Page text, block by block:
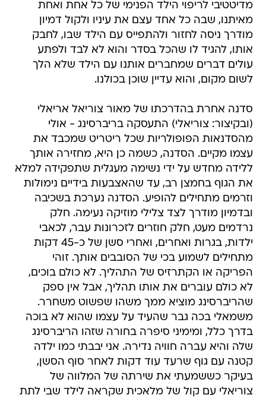
מדיטטיבי לריפוי הילד הפנימי של כל אחת ואחת
מאיתנו, שבה כל אחד עצם את עיניו ולקול דמיון
מודרך ניסה לחזור ולהתפייס עם הילד שבו, לחבק
אותו, להגיד לו שהכל בסדר והוא לא לבד ולפתע
עולים דברים שמחברים אותנו עם הילד שלא הלך
לשום מקום, והוא עדיין שוכן בכולנו.
סדנה אחרת בהדרכתו של מאור צוריאל אריאלי
(ובקיצור: צוריאלי) התעסקה בריברסינג - אולי
מהסדנאות הפופולריות שכל ריטריט שמכבד את
עצמו מקיים. הסדנה, כשמה כן היא, מחזירה אותך
ללידה מחדש על ידי נשימה מעגלית שתפקידה למלא
את הגוף בחמצן רב, עד שהאצבעות בידיים נימולות
וזרמים מתחילים להופיע. הסדנה נערכת בשכיבה
ובדמיון מודרך לצד צלילי מוזיקה נעימה. חלק
נרדמים מעט, חלק חוזרים לזכרונות עבר, לכאבי
ילדות, בגרות ואחרים, ואחרי סשן של כ-45 דקות
מתחילים לשמוע בכי של הסובבים אותך. זוהי
הפריקה או הקתרזיס של התהליך. לא כולם בוכים,
לא כולם עוברים את אותו תהליך, אבל אין ספק
שהריברסינג מוציא ממך משהו שפשוט משחרר.
משמאלי בכה גבר שהעיד על עצמו שהוא לא בוכה
בדרך כלל, ומימיני סיפרה בחורה שזהו הריברסינג
שלה והיא עברה חוויה נדירה. אני יבבתי כמו ילדה
קטנה עם גוף שרעד עוד דקות לאחר סוף הסשן,
בעיקר כששמעתי את שירתה של המלווה של
צוריאלי עם קול של מלאכית שקראה לילד שבי לתת